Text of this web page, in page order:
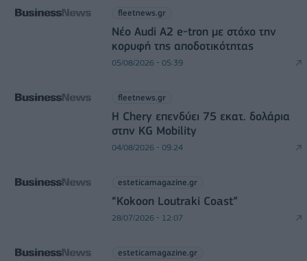
fleetnews.gr
Νέο Audi A2 e-tron με στόχο την
κορυφή της αποδοτικότητας
05/08/2026 - 05:39
fleetnews.gr
Η Chery επενδύει 75 εκατ. δολάρια
στην KG Mobility
04/08/2026 - 09:24
esteticamagazine.gr
“Kokoon Loutraki Coast”
28/07/2026 - 12:07
esteticamagazine.gr